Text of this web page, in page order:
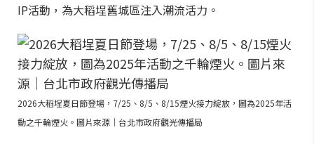
IP活動，為大稻埕舊城區注入潮流活力。
2026大稻埕夏日節登場，7/25、8/5、8/15煙火接力綻放，圖為2025年活
動之千輪煙火。圖片來源｜台北市政府觀光傳播局